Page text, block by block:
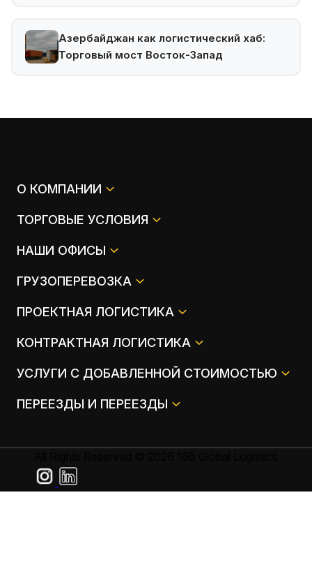
Азербайджан как логистический хаб:
Торговый мост Восток-Запад
О КОМПАНИИ
ТОРГОВЫЕ УСЛОВИЯ
НАШИ ОФИСЫ
ГРУЗОПЕРЕВОЗКА
ПРОЕКТНАЯ ЛОГИСТИКА
КОНТРАКТНАЯ ЛОГИСТИКА
УСЛУГИ С ДОБАВЛЕННОЙ СТОИМОСТЬЮ
ПЕРЕЕЗДЫ И ПЕРЕЕЗДЫ